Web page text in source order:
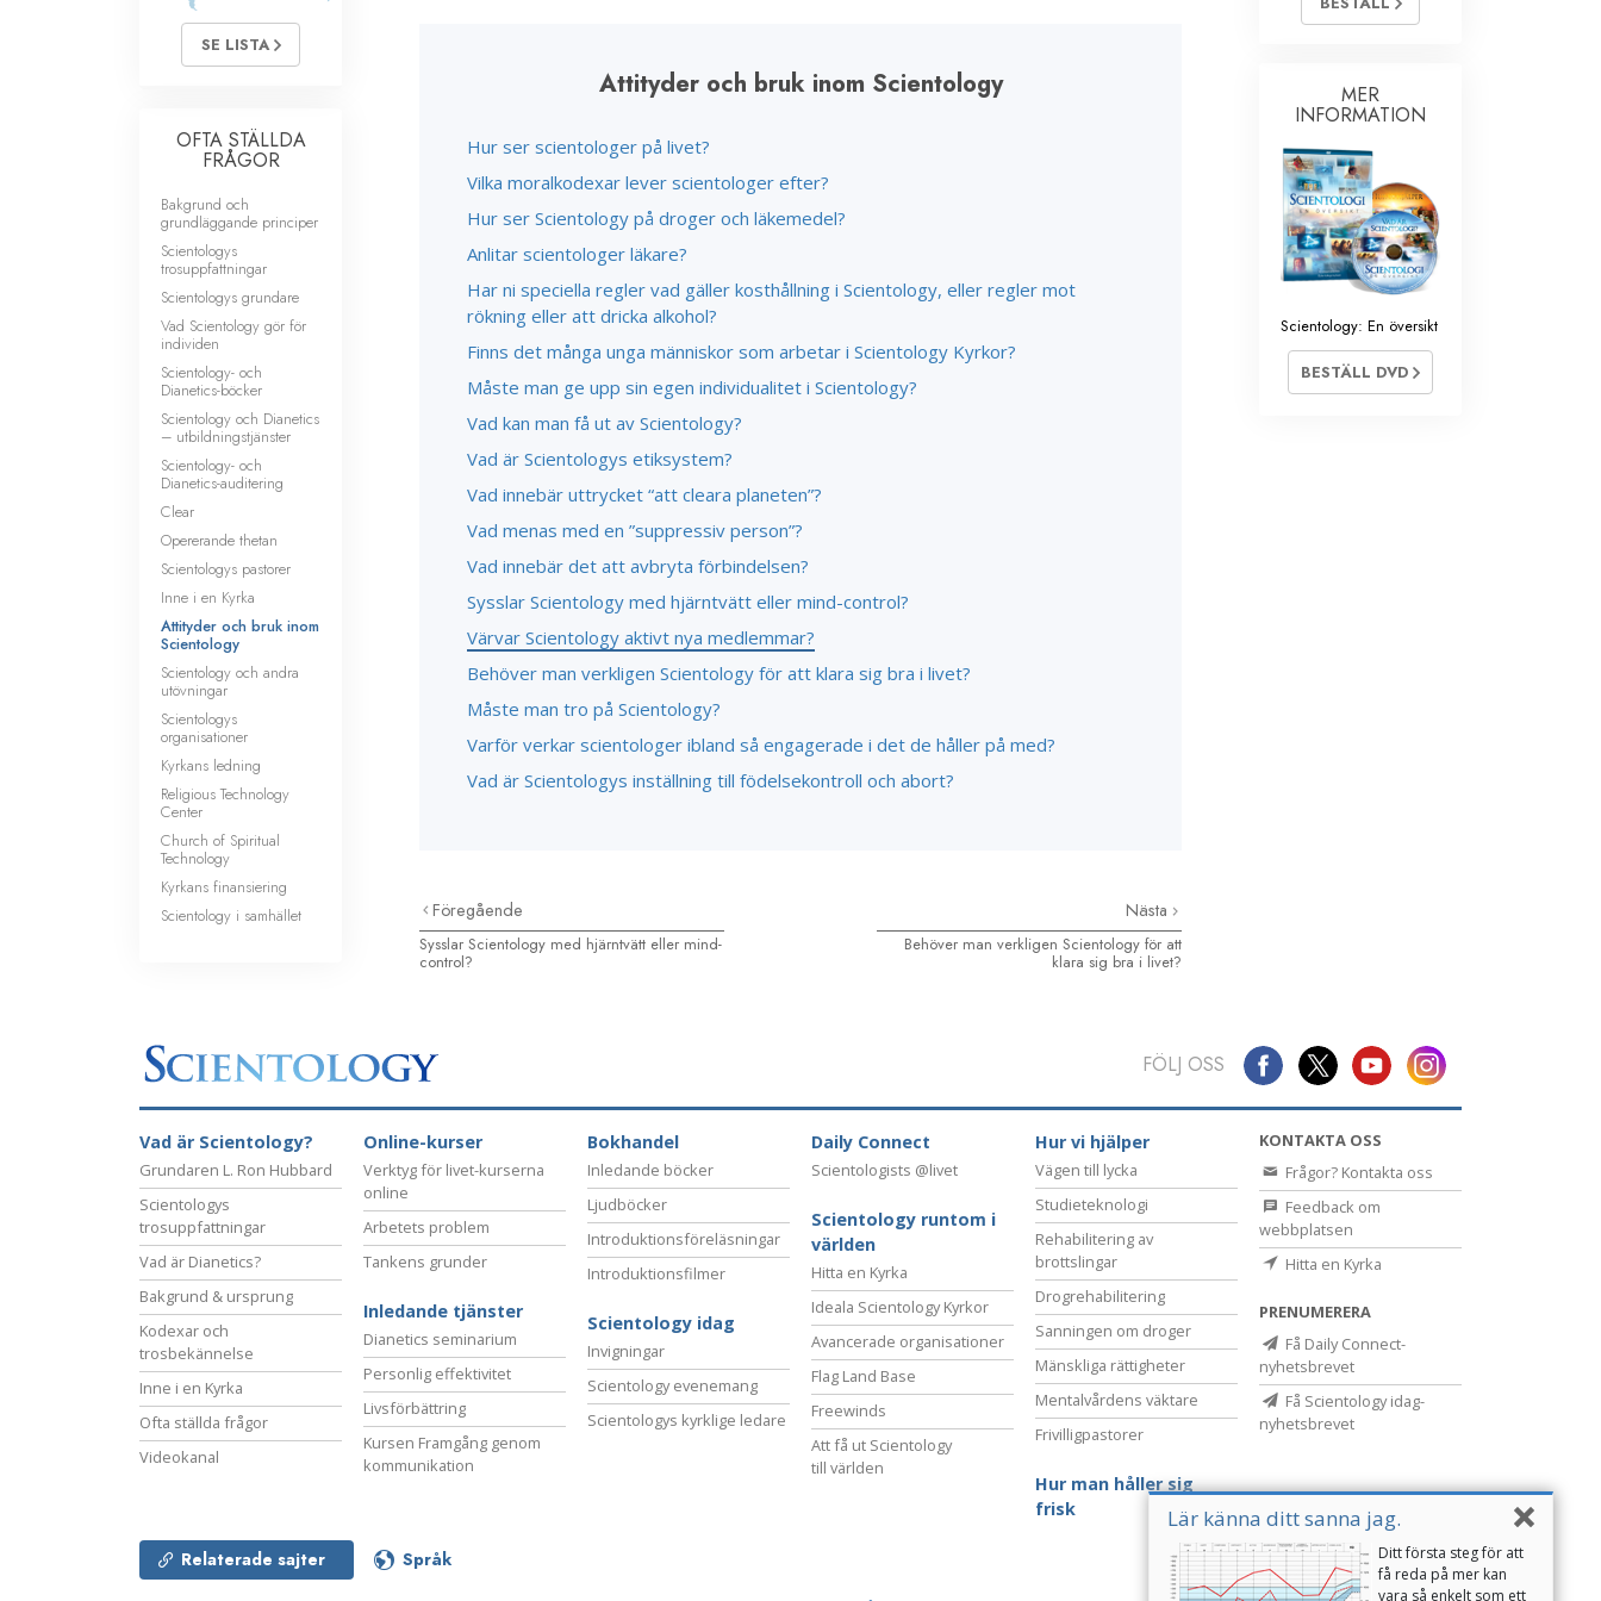
Orsaken till undertryckande
Undersökningar
Organiseringens grunder
Targets och mål
Studieteknologin
Attityder och bruk inom Scientology
Hur ser scientologer på livet?
Vilka moralkodexar lever scientologer efter?
Hur ser Scientology på droger och läkemedel?
Anlitar scientologer läkare?
Har ni speciella regler vad gäller kosthållning i Scientology, eller regler mot
rökning eller att dricka alkohol?
Finns det många unga människor som arbetar i Scientology Kyrkor?
Måste man ge upp sin egen individualitet i Scientology?
Vad kan man få ut av Scientology?
Vad är Scientologys etiksystem?
Vad innebär uttrycket “att cleara planeten”?
Vad menas med en ”suppressiv person”?
Vad innebär det att avbryta förbindelsen?
Sysslar Scientology med hjärntvätt eller mind-control?
Värvar Scientology aktivt nya medlemmar?
Behöver man verkligen Scientology för att klara sig bra i livet?
Måste man tro på Scientology?
Varför verkar scientologer ibland så engagerade i det de håller på med?
Vad är Scientologys inställning till födelsekontroll och abort?
Föregående
Sysslar Scientology med hjärntvätt eller mind-
control?
Nästa
Behöver man verkligen Scientology för att
klara sig bra i livet?
SE LISTA
OFTA STÄLLDA
FRÅGOR
Bakgrund och
grundläggande principer
Scientologys
trosuppfattningar
Scientologys grundare
Vad Scientology gör för
individen
Scientology- och
Dianetics-böcker
Scientology och Dianetics
– utbildningstjänster
Scientology- och
Dianetics-auditering
Clear
Opererande thetan
Scientologys pastorer
Inne i en Kyrka
Attityder och bruk inom
Scientology
Scientology och andra
utövningar
Scientologys
organisationer
Kyrkans ledning
Religious Technology
Center
Church of Spiritual
Technology
Kyrkans finansiering
Scientology i samhället
MER
INFORMATION
Scientology: En översikt
BESTÄLL DVD
Lär känna ditt sanna jag.
Ditt första steg för att
få reda på mer kan
vara så enkelt som ett
FÖLJ OSS
Vad är Scientology?
Grundaren L. Ron Hubbard
Scientologys
trosuppfattningar
Vad är Dianetics?
Bakgrund & ursprung
Kodexar och
trosbekännelse
Inne i en Kyrka
Ofta ställda frågor
Videokanal
Online-kurser
Verktyg för livet-kurserna
online
Arbetets problem
Tankens grunder
Inledande tjänster
Dianetics seminarium
Personlig effektivitet
Livsförbättring
Kursen Framgång genom
kommunikation
Bokhandel
Inledande böcker
Ljudböcker
Introduktionsföreläsningar
Introduktionsfilmer
Scientology idag
Invigningar
Scientology evenemang
Scientologys kyrklige ledare
Daily Connect
Scientologists @livet
Scientology runtom i
världen
Hitta en Kyrka
Ideala Scientology Kyrkor
Avancerade organisationer
Flag Land Base
Freewinds
Att få ut Scientology
till världen
Hur vi hjälper
Vägen till lycka
Studieteknologi
Rehabilitering av
brottslingar
Drogrehabilitering
Sanningen om droger
Mänskliga rättigheter
Mentalvårdens väktare
Frivilligpastorer
Hur man håller sig
frisk
KONTAKTA OSS
Frågor? Kontakta oss
Feedback om
webbplatsen
Hitta en Kyrka
PRENUMERERA
Få Daily Connect-
nyhetsbrevet
Få Scientology idag-
nyhetsbrevet
Relaterade sajter Språk